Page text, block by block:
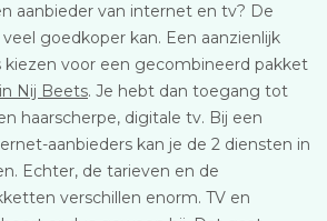
aanbieder van internet en tv? De
goedkoper kan. Een aanzienlijk
kiezen voor een gecombineerd pakket
Nij Beets. Je hebt dan toegang tot
haarscherpe, digitale tv. Bij een
aanbieders kan je de 2 diensten in
Echter, de tarieven en de
verschillen enorm. TV en